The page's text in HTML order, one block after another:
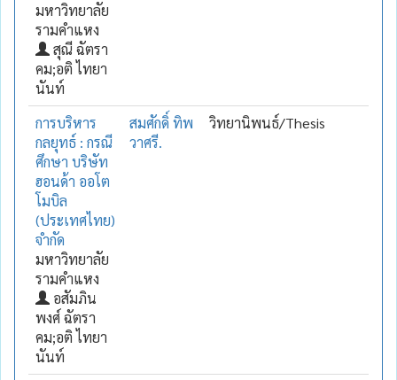
มหาวิทยาลัย
รามคำแหง
สุณี ฉัตรา
คม;อติ ไทยา
นันท์
การบริหาร
กลยุทธ์ : กรณี
ศึกษา บริษัท
ฮอนด้า ออโต
โมบิล
(ประเทศไทย)
จำกัด
มหาวิทยาลัย
รามคำแหง
อสัมภิน
พงศ์ ฉัตรา
คม;อติ ไทยา
นันท์
สมศักดิ์ ทิพ
วาศรี.
วิทยานิพนธ์/Thesis